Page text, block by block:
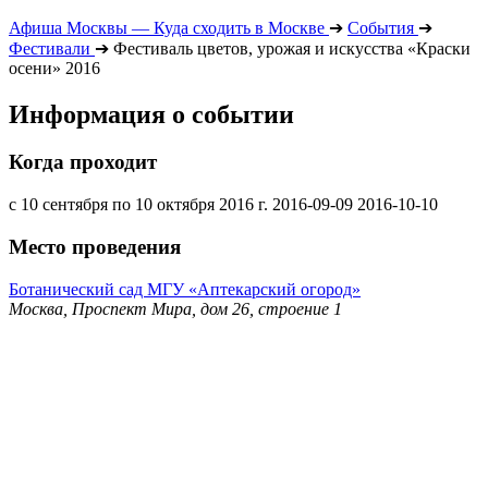
Афиша Москвы — Куда сходить в Москве ➔ События ➔
Фестивали ➔ Фестиваль цветов, урожая и искусства «Краски
осени» 2016
Информация о событии
Когда проходит
с 10 сентября по 10 октября 2016 г. 2016-09-09 2016-10-10
Место проведения
Ботанический сад МГУ «Аптекарский огород»
Москва, Проспект Мира, дом 26, строение 1